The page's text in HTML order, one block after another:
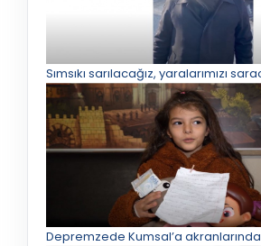
Sımsıkı sarılacağız, yaralarımızı
Depremzede Kumsal’a